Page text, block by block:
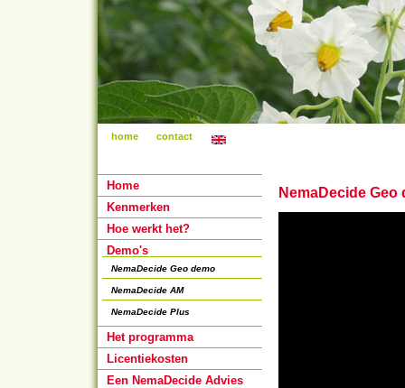
home contact
Home
Kenmerken
Hoe werkt het?
Demo's
NemaDecide Geo demo
NemaDecide AM
NemaDecide Plus
Het programma
Licentiekosten
Een NemaDecide Advies
NemaDecide Geo